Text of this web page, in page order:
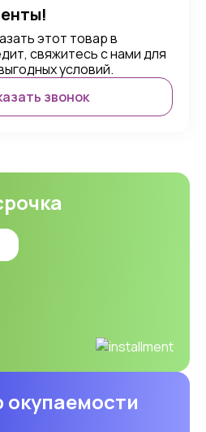
этот товар в
свяжитесь с нами для
условий.
звонок
окупаемости